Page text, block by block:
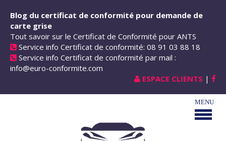
Blog du certificat de conformité pour demande de
carte grise
Tout savoir sur le Certificat de Conformité pour ANTS
Service info Certificat de conformité: 08 91 03 88 18
Service info Certificat de conformité par mail :
info@euro-conformite.com
ESPACE CLIENTS |